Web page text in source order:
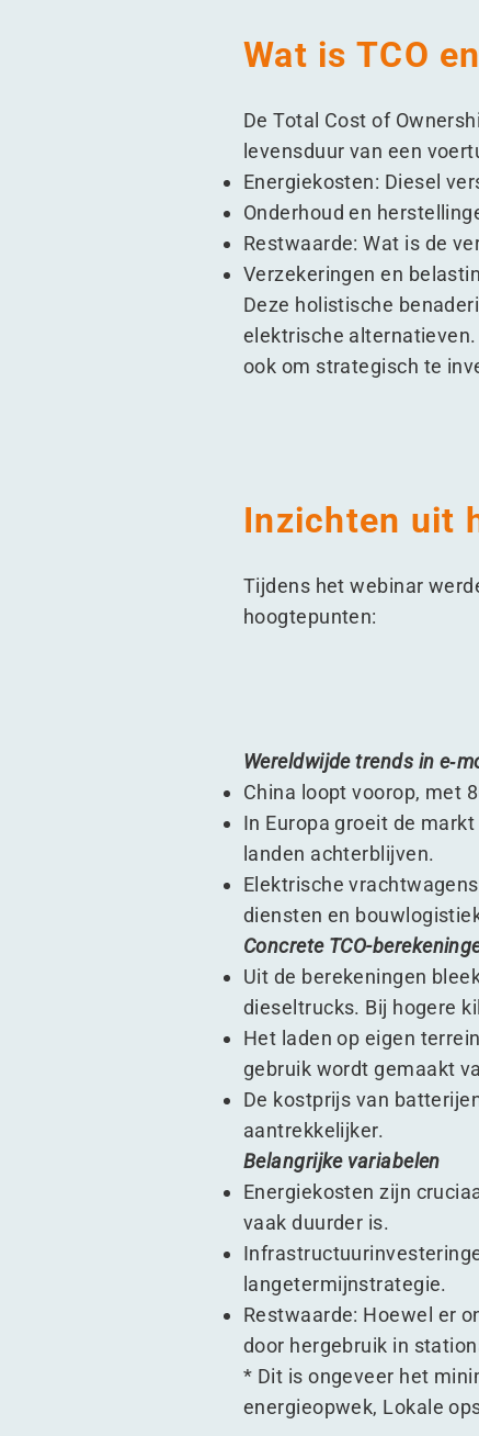
Wat is TCO
De Total Cost of
levensduur van een
Energiekosten: Diesel
Onderhoud en
Restwaarde: Wat is de
Verzekeringen en
Deze holistische
elektrische
ook om strategisch te
Inzichten uit
Tijdens het webinar
hoogtepunten:
Wereldwijde trends in
China loopt voorop, met
In Europa groeit de
landen achterblijven.
Elektrische
diensten en
Concrete TCO-
Uit de berekeningen
dieseltrucks. Bij hogere
Het laden op eigen
gebruik wordt gemaakt
De kostprijs van
aantrekkelijker.
Belangrijke variabelen
Energiekosten zijn
vaak duurder is.
langetermijnstrategie.
Restwaarde: Hoewel er
door hergebruik in
* Dit is ongeveer het
energieopwek, Lokale